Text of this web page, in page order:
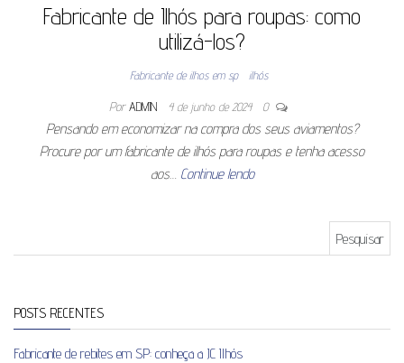
Fabricante de Ilhós para roupas: como
utilizá-los?
Fabricante de ilhos em sp ilhós
Por ADMIN 4 de junho de 2024 0
Pensando em economizar na compra dos seus aviamentos?
Procure por um fabricante de ilhós para roupas e tenha acesso
aos… Continue lendo
POSTS RECENTES
Fabricante de rebites em SP: conheça a JC Ilhós